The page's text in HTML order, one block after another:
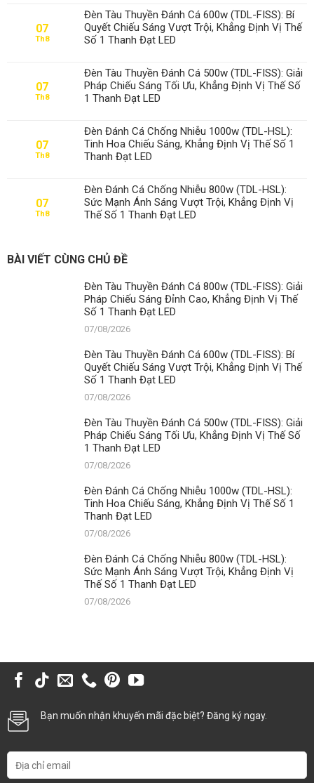
07
Th8
Đèn Tàu Thuyền Đánh Cá 600w (TDL-FISS): Bí
Quyết Chiếu Sáng Vượt Trội, Khẳng Định Vị Thế
Số 1 Thanh Đạt LED
07
Th8
Đèn Tàu Thuyền Đánh Cá 500w (TDL-FISS): Giải
Pháp Chiếu Sáng Tối Ưu, Khẳng Định Vị Thế Số
1 Thanh Đạt LED
07
Th8
Đèn Đánh Cá Chống Nhiễu 1000w (TDL-HSL):
Tinh Hoa Chiếu Sáng, Khẳng Định Vị Thế Số 1
Thanh Đạt LED
07
Th8
Đèn Đánh Cá Chống Nhiễu 800w (TDL-HSL):
Sức Mạnh Ánh Sáng Vượt Trội, Khẳng Định Vị
Thế Số 1 Thanh Đạt LED
BÀI VIẾT CÙNG CHỦ ĐỀ
Đèn Tàu Thuyền Đánh Cá 800w (TDL-FISS): Giải
Pháp Chiếu Sáng Đỉnh Cao, Khẳng Định Vị Thế
Số 1 Thanh Đạt LED
07/08/2026
Đèn Tàu Thuyền Đánh Cá 600w (TDL-FISS): Bí
Quyết Chiếu Sáng Vượt Trội, Khẳng Định Vị Thế
Số 1 Thanh Đạt LED
07/08/2026
Đèn Tàu Thuyền Đánh Cá 500w (TDL-FISS): Giải
Pháp Chiếu Sáng Tối Ưu, Khẳng Định Vị Thế Số
1 Thanh Đạt LED
07/08/2026
Đèn Đánh Cá Chống Nhiễu 1000w (TDL-HSL):
Tinh Hoa Chiếu Sáng, Khẳng Định Vị Thế Số 1
Thanh Đạt LED
07/08/2026
Đèn Đánh Cá Chống Nhiễu 800w (TDL-HSL):
Sức Mạnh Ánh Sáng Vượt Trội, Khẳng Định Vị
Thế Số 1 Thanh Đạt LED
07/08/2026
Bạn muốn nhận khuyến mãi đặc biệt? Đăng ký ngay.